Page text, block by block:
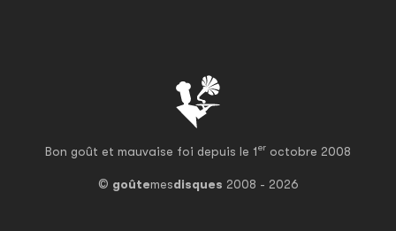
Bon goût et mauvaise foi depuis le 1er octobre 2008
© goûtemesdisques 2008 - 2026